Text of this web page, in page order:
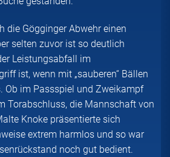
die Gögginger Abwehr einen
selten zuvor ist so deutlich
Leistungsabfall im
ist, wenn mit „sauberen“ Bällen
Ob im Passspiel und Zweikampf
Torabschluss, die Mannschaft von
Knoke präsentierte sich
extrem harmlos und so war
noch gut bedient.